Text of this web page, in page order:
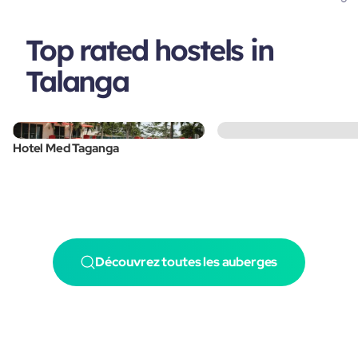
Top rated hostels in
Talanga
Hotel Med Taganga
Découvrez toutes les auberges